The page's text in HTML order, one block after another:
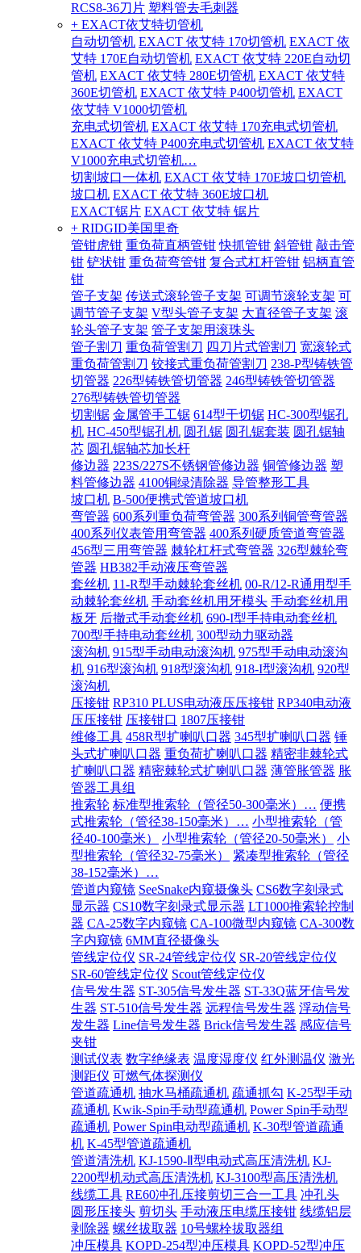
RCS8-36刀片 塑料管去毛刺器
+ EXACT依艾特切管机
自动切管机 EXACT 依艾特 170切管机 EXACT 依
艾特 170E自动切管机 EXACT 依艾特 220E自动切
管机 EXACT 依艾特 280E切管机 EXACT 依艾特
360E切管机 EXACT 依艾特 P400切管机 EXACT
依艾特 V1000切管机
充电式切管机 EXACT 依艾特 170充电式切管机
EXACT 依艾特 P400充电式切管机 EXACT 依艾特
V1000充电式切管机…
切割坡口一体机 EXACT 依艾特 170E坡口切管机
坡口机 EXACT 依艾特 360E坡口机
EXACT锯片 EXACT 依艾特 锯片
+ RIDGID美国里奇
管钳虎钳 重负荷直柄管钳 快抓管钳 斜管钳 敲击管
钳 铲状钳 重负荷弯管钳 复合式杠杆管钳 铝柄直管
钳
管子支架 传送式滚轮管子支架 可调节滚轮支架 可
调节管子支架 V型头管子支架 大直径管子支架 滚
轮头管子支架 管子支架用滚珠头
管子割刀 重负荷管割刀 四刀片式管割刀 宽滚轮式
重负荷管割刀 铰接式重负荷管割刀 238-P型铸铁管
切管器 226型铸铁管切管器 246型铸铁管切管器
276型铸铁管切管器
切割锯 金属管手工锯 614型干切锯 HC-300型锯孔
机 HC-450型锯孔机 圆孔锯 圆孔锯套装 圆孔锯轴
芯 圆孔锯轴芯加长杆
修边器 223S/227S不锈钢管修边器 铜管修边器 塑
料管修边器 4100铜绿清除器 导管整形工具
坡口机 B-500便携式管道坡口机
弯管器 600系列重负荷弯管器 300系列铜管弯管器
400系列仪表管用弯管器 400系列硬质管道弯管器
456型三用弯管器 棘轮杠杆式弯管器 326型棘轮弯
管器 HB382手动液压弯管器
套丝机 11-R型手动棘轮套丝机 00-R/12-R通用型手
动棘轮套丝机 手动套丝机用牙模头 手动套丝机用
板牙 后撤式手动套丝机 690-I型手持电动套丝机
700型手持电动套丝机 300型动力驱动器
滚沟机 915型手动电动滚沟机 975型手动电动滚沟
机 916型滚沟机 918型滚沟机 918-I型滚沟机 920型
滚沟机
压接钳 RP310 PLUS电动液压压接钳 RP340电动液
压压接钳 压接钳口 1807压接钳
维修工具 458R型扩喇叭口器 345型扩喇叭口器 锤
头式扩喇叭口器 重负荷扩喇叭口器 精密非棘轮式
扩喇叭口器 精密棘轮式扩喇叭口器 薄管胀管器 胀
管器工具组
推索轮 标准型推索轮（管径50-300毫米）… 便携
式推索轮（管径38-150毫米）… 小型推索轮（管
径40-100毫米）
小型推索轮（管径20-50毫米）
小
型推索轮（管径32-75毫米）
紧凑型推索轮（管径
38-152毫米）…
管道内窥镜 SeeSnake内窥摄像头 CS6数字刻录式
显示器 CS10数字刻录式显示器 LT1000推索轮控制
器 CA-25数字内窥镜 CA-100微型内窥镜 CA-300数
字内窥镜 6MM直径摄像头
管线定位仪 SR-24管线定位仪 SR-20管线定位仪
SR-60管线定位仪 Scout管线定位仪
信号发生器 ST-305信号发生器 ST-33Q蓝牙信号发
生器 ST-510信号发生器 远程信号发生器 浮动信号
发生器 Line信号发生器 Brick信号发生器 感应信号
夹钳
测试仪表 数字绝缘表 温度湿度仪 红外测温仪 激光
测距仪 可燃气体探测仪
管道疏通机 抽水马桶疏通机 疏通抓勾 K-25型手动
疏通机 Kwik-Spin手动型疏通机 Power Spin手动型
疏通机 Power Spin电动型疏通机 K-30型管道疏通
机 K-45型管道疏通机
管道清洗机 KJ-1590-Ⅱ型电动式高压清洗机 KJ-
2200型机动式高压清洗机 KJ-3100型高压清洗机
线缆工具 RE60冲孔压接剪切三合一工具 冲孔头
圆形压接头 剪切头 手动液压电缆压接钳 线缆铝层
剥除器 螺丝拔取器 10号螺栓拔取器组
冲压模具 KOPD-254型冲压模具 KOPD-52型冲压